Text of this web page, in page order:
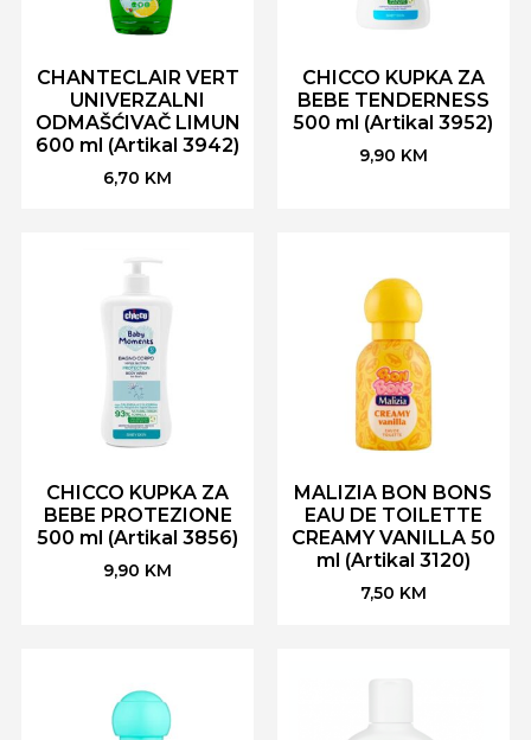
CHANTECLAIR VERT
UNIVERZALNI
ODMAŠĆIVAČ LIMUN
600 ml (Artikal 3942)
6,70 KM
CHICCO KUPKA ZA
BEBE TENDERNESS
500 ml (Artikal 3952)
9,90 KM
CHICCO KUPKA ZA
BEBE PROTEZIONE
500 ml (Artikal 3856)
9,90 KM
MALIZIA BON BONS
EAU DE TOILETTE
CREAMY VANILLA 50
ml (Artikal 3120)
7,50 KM